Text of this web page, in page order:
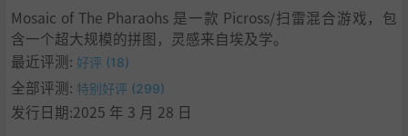
Mosaic of The Pharaohs 是一款 Picross/扫雷混合游戏，包
含一个超大规模的拼图，灵感来自埃及学。
最近评测: 好评 (18)
全部评测: 特别好评 (299)
发行日期:2025 年 3 月 28 日